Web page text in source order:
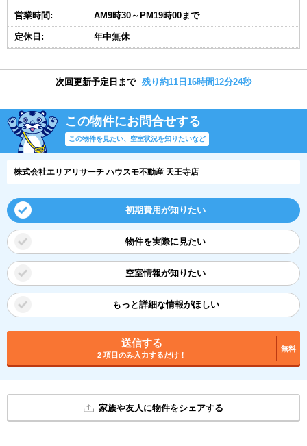
営業時間: AM9時30～PM19時00まで
定休日: 年中無休
次回更新予定日まで 残り約11日16時間12分23秒
この物件にお問合せする
この物件を見たい、空室状況を知りたいなど
株式会社エリアリサーチ ハウスモ不動産 天王寺店
初期費用が知りたい
物件を実際に見たい
空室情報が知りたい
もっと詳細な情報がほしい
送信する
2 項目のみ入力するだけ！
無料
家族や友人に物件をシェアする